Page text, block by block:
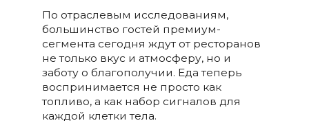
По отраслевым исследованиям,
большинство гостей премиум-
сегмента сегодня ждут от ресторанов
не только вкус и атмосферу, но и
заботу о благополучии. Еда теперь
воспринимается не просто как
топливо, а как набор сигналов для
каждой клетки тела.